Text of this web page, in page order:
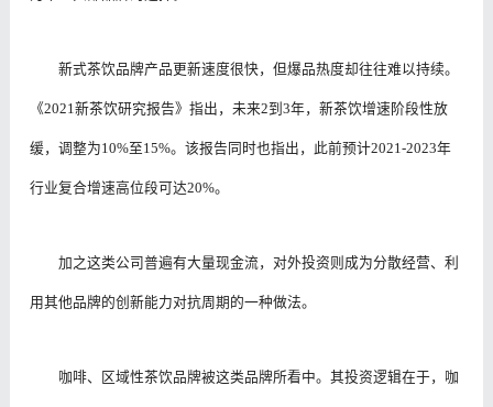
新式茶饮品牌产品更新速度很快，但爆品热度却往往难以持续。
《2021新茶饮研究报告》指出，未来2到3年，新茶饮增速阶段性放
缓，调整为10%至15%。该报告同时也指出，此前预计2021-2023年
行业复合增速高位段可达20%。
加之这类公司普遍有大量现金流，对外投资则成为分散经营、利
用其他品牌的创新能力对抗周期的一种做法。
咖啡、区域性茶饮品牌被这类品牌所看中。其投资逻辑在于，咖